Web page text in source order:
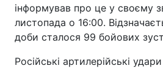
інформував про це у своєму
листопада о 16:00.
доби сталося 99 бойових
Російські артилерійські удари